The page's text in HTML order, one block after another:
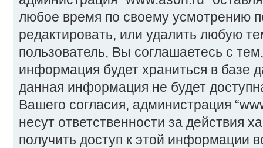
любое время по своему усмотрению
редактировать, или удалить любую
пользователь, Вы соглашаетесь с
информация будет храниться в базе
данная информация не будет
Вашего согласия, администрация
несут ответственности за действия
получить доступ к этой информации